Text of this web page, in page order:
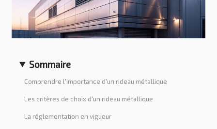
Sommaire
Comprendre l'importance d'un rideau métallique
Les critères de choix d'un rideau métallique
La réglementation en vigueur